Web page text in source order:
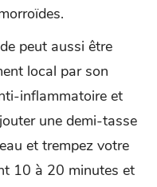
peut aussi être
local par son
inflammatoire et
une demi-tasse
et trempez votre
10 à 20 minutes et